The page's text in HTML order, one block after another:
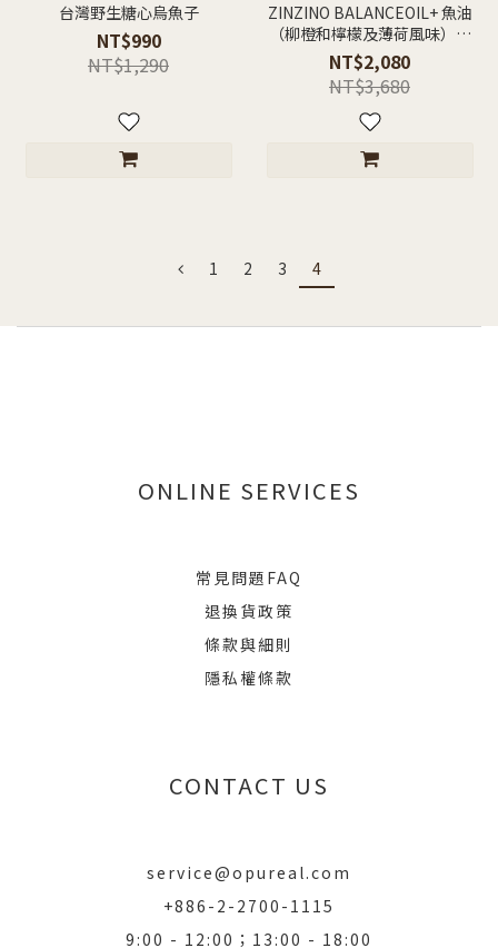
台灣野生糖心烏魚子
NT$990
NT$1,290
ZINZINO BALANCEOIL+ 魚油
（柳橙和檸檬及薄荷風味）｜
300 ml
NT$2,080
NT$3,680
1 2 3 4
ONLINE SERVICES
常見問題FAQ
退換貨政策
條款與細則
隱私權條款
CONTACT US
service@opureal.com
+886-2-2700-1115
9:00 - 12:00；13:00 - 18:00